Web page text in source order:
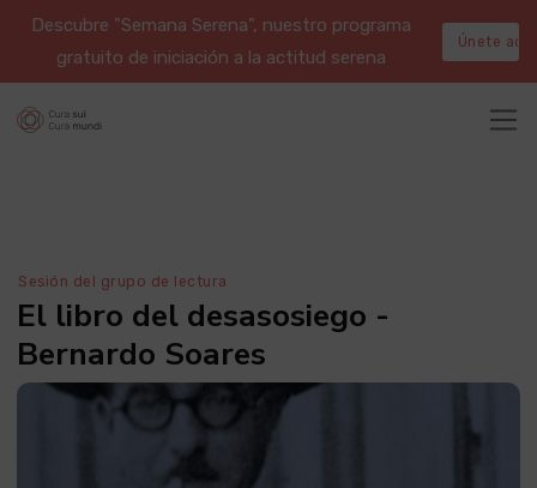
Descubre "Semana Serena", nuestro programa
gratuito de iniciación a la actitud serena
Únete aquí
Sesión del grupo de lectura
El libro del desasosiego -
Bernardo Soares